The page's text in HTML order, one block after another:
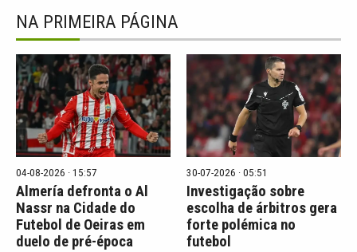
NA PRIMEIRA PÁGINA
04-08-2026 · 15:57
Almería defronta o Al
Nassr na Cidade do
Futebol de Oeiras em
duelo de pré-época
30-07-2026 · 05:51
Investigação sobre
escolha de árbitros gera
forte polémica no
futebol